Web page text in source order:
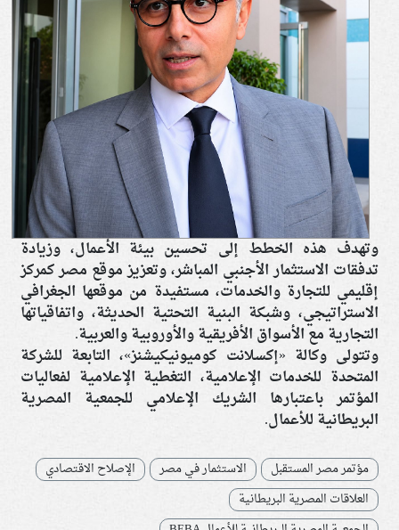
وتهدف هذه الخطط إلى تحسين بيئة الأعمال، وزيادة
تدفقات الاستثمار الأجنبي المباشر، وتعزيز موقع مصر كمركز
إقليمي للتجارة والخدمات، مستفيدة من موقعها الجغرافي
الاستراتيجي، وشبكة البنية التحتية الحديثة، واتفاقياتها
التجارية مع الأسواق الأفريقية والأوروبية والعربية.
وتتولى وكالة «إكسلانت كوميونيكيشنز»، التابعة للشركة
المتحدة للخدمات الإعلامية، التغطية الإعلامية لفعاليات
المؤتمر باعتبارها الشريك الإعلامي للجمعية المصرية
البريطانية للأعمال.
مؤتمر مصر المستقبل الاستثمار في مصر
الإصلاح الاقتصادي
العلاقات المصرية البريطانية